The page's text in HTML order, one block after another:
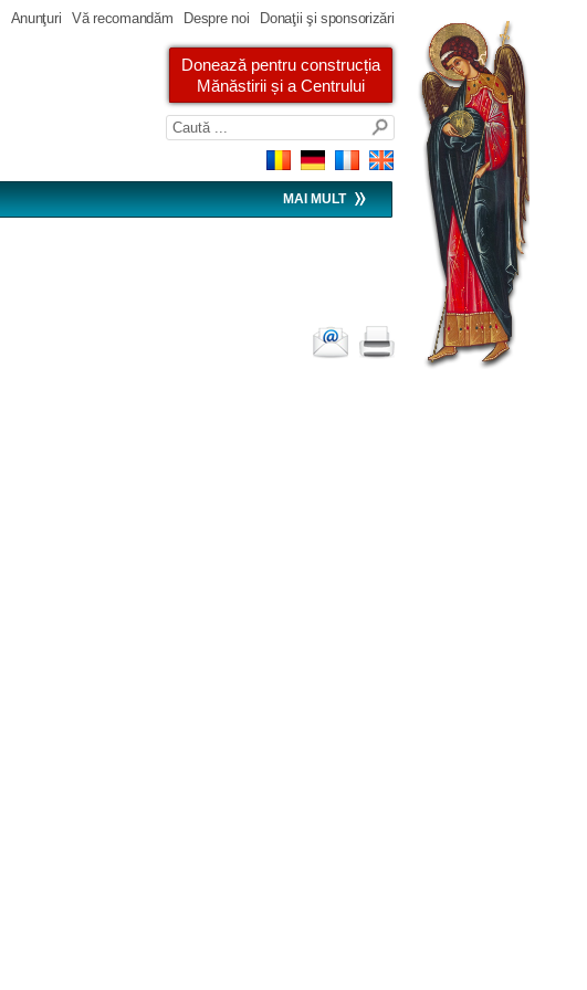
Anunţuri Vă recomandăm Despre noi Donaţii şi sponsorizări
Donează pentru construcția
Mănăstirii și a Centrului
MAI MULT